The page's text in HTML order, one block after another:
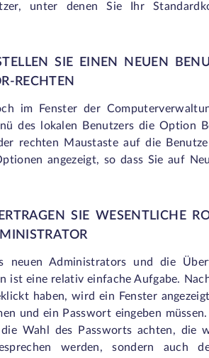
unter denen Sie Ihr
SIE EINEN NEUEN
RECHTEN
im Fenster der
des lokalen Benutzers die Option
rechten Maustaste auf die
angezeigt, so dass Sie auf
SIE WESENTLICHE
neuen Administrators und die
ist eine relativ einfache Aufgabe.
haben, wird ein Fenster
und ein Passwort eingeben
Wahl des Passworts achten, die
werden, sondern auch